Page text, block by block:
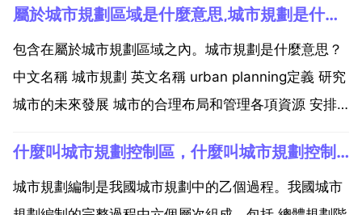
屬於城市規劃區域是什麼意思,城市規劃是什麼意思？
包含在屬於城市規劃區域之內。城市規劃是什麼意思？
中文名稱 城市規劃 英文名稱 urban planning定義 研究
城市的未來發展 城市的合理布局和管理各項資源 安排
包括總體規劃和詳細規劃兩個階段。城市規劃是一門自
古就有的學問，每個民族都有其獨特的知識...
什麼叫城市規劃控制區，什麼叫城市規劃控制區
城市規劃編制是我國城市規劃中的乙個過程。我國城市